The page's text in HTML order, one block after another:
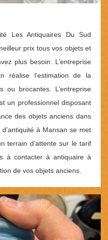
Les Antiquaires Du Sud
prix tous vos objets et
plus besoin. L’entreprise
réalise l’estimation de la
brocantes. L’entreprise
un professionnel disposant
des objets anciens dans
d’antiquité à Mansan se met
terrain d’attente sur le tarif
à contacter à antiquaire à
de vos objets anciens.